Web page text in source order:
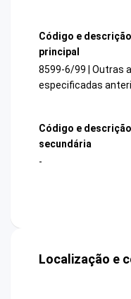
Código e
principal
8599-6/99 | Outras
especificadas
Código e
secundária
-
Localização e